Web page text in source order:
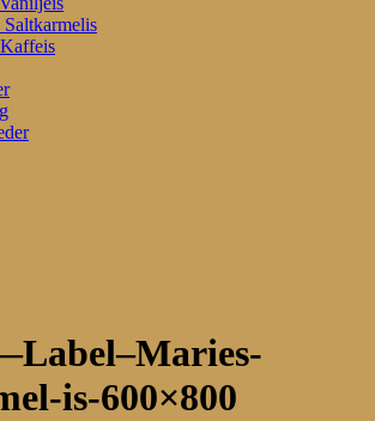
Saltkarmelis
is-600×800